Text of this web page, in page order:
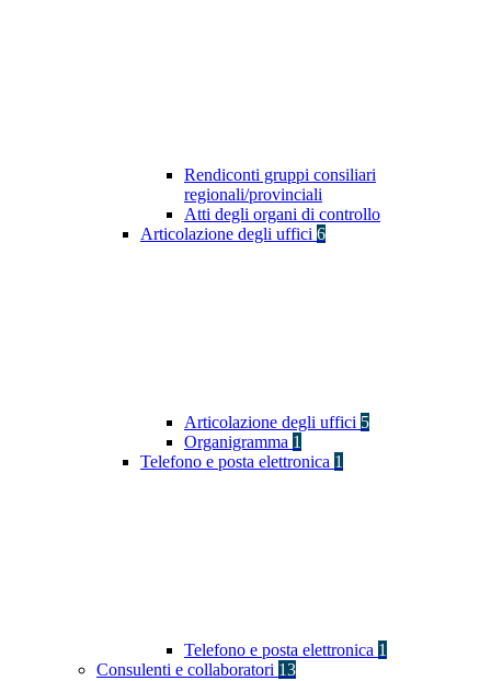
Rendiconti gruppi consiliari
regionali/provinciali
Atti degli organi di controllo
Articolazione degli uffici 6
Articolazione degli uffici 5
Organigramma 1
Telefono e posta elettronica 1
Telefono e posta elettronica 1
Consulenti e collaboratori 13